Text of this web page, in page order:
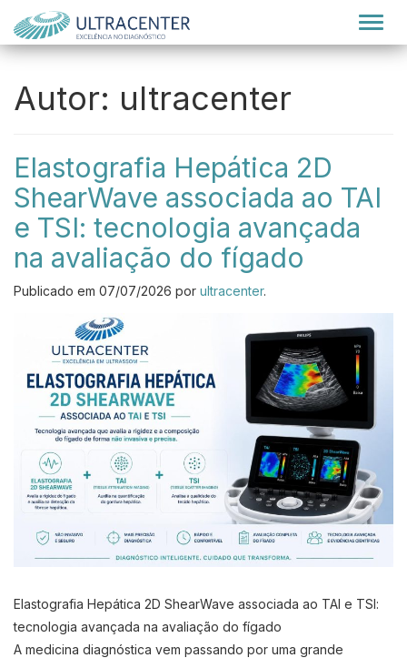
Autor: ultracenter
Elastografia Hepática 2D
ShearWave associada ao TAI
e TSI: tecnologia avançada
na avaliação do fígado
Publicado em 07/07/2026 por ultracenter.
Elastografia Hepática 2D ShearWave associada ao TAI e TSI:
tecnologia avançada na avaliação do fígado
A medicina diagnóstica vem passando por uma grande